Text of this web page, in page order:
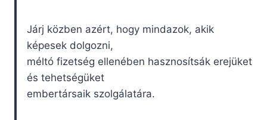
Járj közben azért, hogy mindazok, akik
képesek dolgozni,
méltó fizetség ellenében hasznosítsák erejüket
és tehetségüket
embertársaik szolgálatára.